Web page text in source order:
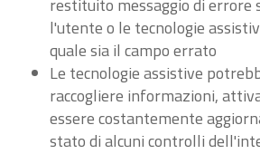
restituito messaggio di errore
l'utente o le tecnologie
quale sia il campo errato
Le tecnologie assistive
raccogliere informazioni,
essere costantemente
stato di alcuni controlli